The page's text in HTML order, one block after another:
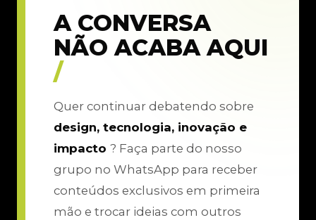
A CONVERSA
NÃO ACABA AQUI
/
Quer continuar debatendo sobre
design, tecnologia, inovação e
impacto ? Faça parte do nosso
grupo no WhatsApp para receber
conteúdos exclusivos em primeira
mão e trocar ideias com outros